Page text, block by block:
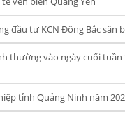
đầu tư KCN Đông Bắc sân
thường vào ngày cuối tuần
tỉnh Quảng Ninh năm